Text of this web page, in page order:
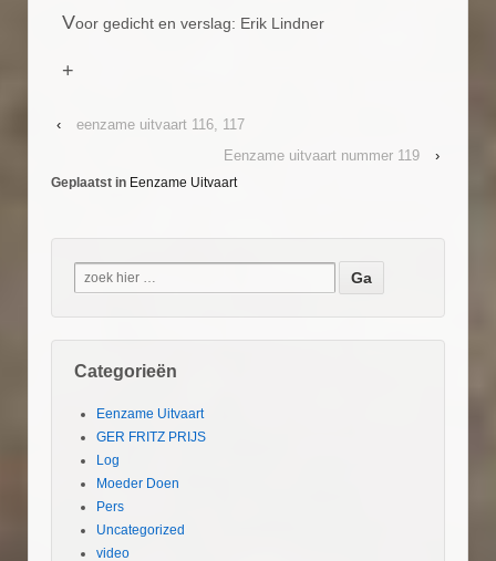
Voor gedicht en verslag: Erik Lindner
+
‹
eenzame uitvaart 116, 117
Eenzame uitvaart nummer 119
›
Geplaatst in Eenzame Uitvaart
Categorieën
Eenzame Uitvaart
GER FRITZ PRIJS
Log
Moeder Doen
Pers
Uncategorized
video